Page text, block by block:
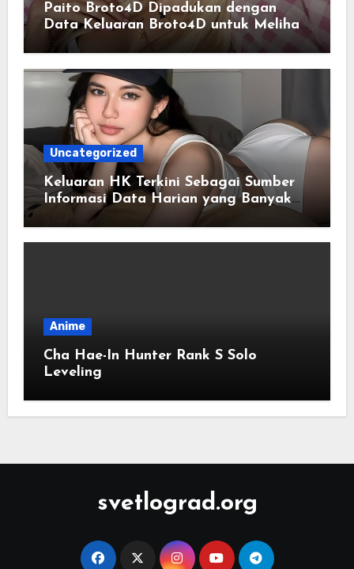
Paito Broto4D Dipadukan dengan
Data Keluaran Broto4D untuk Melihat
Riwayat Hasil
Uncategorized
Keluaran HK Terkini Sebagai Sumber
Informasi Data Harian yang Banyak
Anime
Cha Hae-In Hunter Rank S Solo
Leveling
svetlograd.org